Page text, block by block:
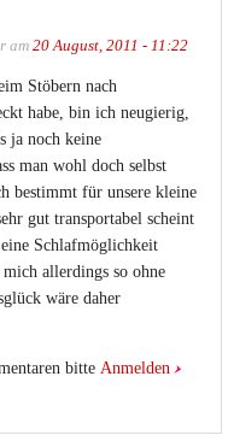
am 20 August, 2011 - 11:22
Stöbern nach
habe, bin ich neugierig,
ja noch keine
man wohl doch selbst
bestimmt für unsere kleine
gut transportabel scheint
Schlafmöglichkeit
allerdings so ohne
wäre daher
bitte Anmelden